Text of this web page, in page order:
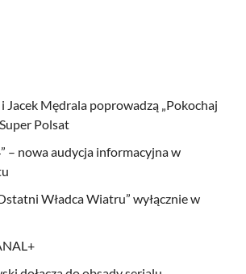
Jacek Mędrala poprowadzą „Pokochaj
Polsat
– nowa audycja informacyjna w
Władca Wiatru” wyłącznie w